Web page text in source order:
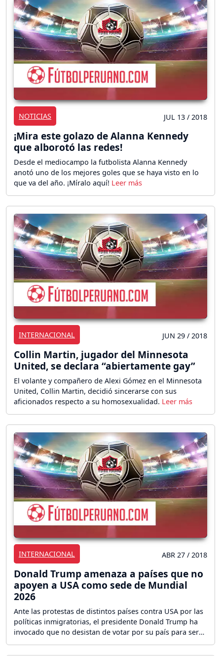
NOTICIAS JUL 13 / 2018
¡Mira este golazo de Alanna Kennedy
que alborotó las redes!
Desde el mediocampo la futbolista Alanna Kennedy
anotó uno de los mejores goles que se haya visto en lo
que va del año. ¡Míralo aquí!
INTERNACIONAL JUN 29 / 2018
Collin Martin, jugador del Minnesota
United, se declara “abiertamente gay”
El volante y compañero de Alexi Gómez en el Minnesota
United, Collin Martin, decidió sincerarse con sus
aficionados respecto a su homosexualidad.
INTERNACIONAL ABR 27 / 2018
Donald Trump amenaza a países que no
apoyen a USA como sede de Mundial
2026
Ante las protestas de distintos países contra USA por las
políticas inmigratorias, el presidente Donald Trump ha
invocado que no desistan de votar por su país para ser